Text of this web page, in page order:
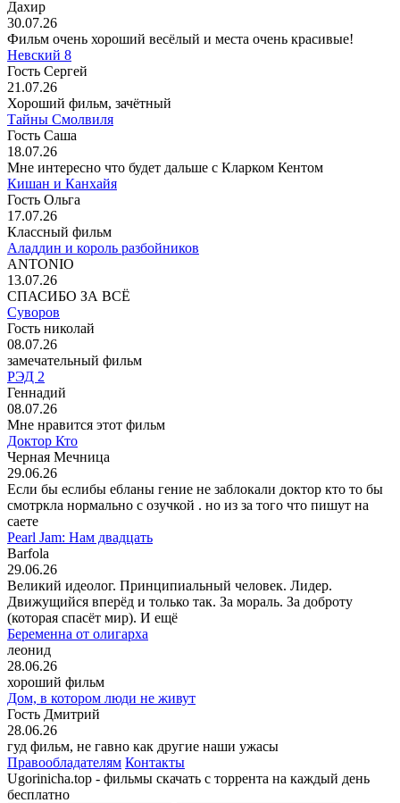
Дахир
30.07.26
Фильм очень хороший весёлый и места очень красивые!
Невский 8
Гость Сергей
21.07.26
Хороший фильм, зачётный
Тайны Смолвиля
Гость Саша
18.07.26
Мне интересно что будет дальше с Кларком Кентом
Кишан и Канхайя
Гость Ольга
17.07.26
Классный фильм
Аладдин и король разбойников
ANTONIO
13.07.26
СПАСИБО ЗА ВСЁ
Суворов
Гость николай
08.07.26
замечательный фильм
РЭД 2
Геннадий
08.07.26
Мне нравится этот фильм
Доктор Кто
Черная Мечница
29.06.26
Если бы еслибы ебланы гение не заблокали доктор кто то бы
смотркла нормально с озучкой . но из за того что пишут на
саете
Pearl Jam: Нам двадцать
Barfola
29.06.26
Великий идеолог. Принципиальный человек. Лидер.
Движущийся вперёд и только так. За мораль. За доброту
(которая спасёт мир). И ещё
Беременна от олигарха
леонид
28.06.26
хороший фильм
Дом, в котором люди не живут
Гость Дмитрий
28.06.26
гуд фильм, не гавно как другие наши ужасы
Правообладателям Контакты
Ugorinicha.top - фильмы скачать с торрента на каждый день
бесплатно